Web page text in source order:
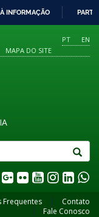
INFORMAÇÃO
PT
EN
MAPA DO SITE
Frequentes
Contato
Fale Conosco